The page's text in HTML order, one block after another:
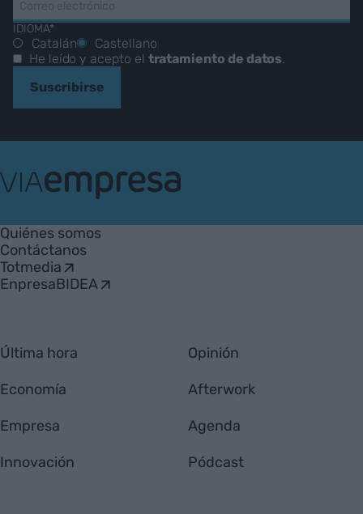
IDIOMA*
Catalán
Castellano
He leído y acepto el tratamiento de datos.
Suscribirse
Empresa
Quiénes somos
Contáctanos
Totmedia
EnpresaBIDEA
Última hora
Economía
Empresa
Innovación
Opinión
Afterwork
Agenda
Pódcast